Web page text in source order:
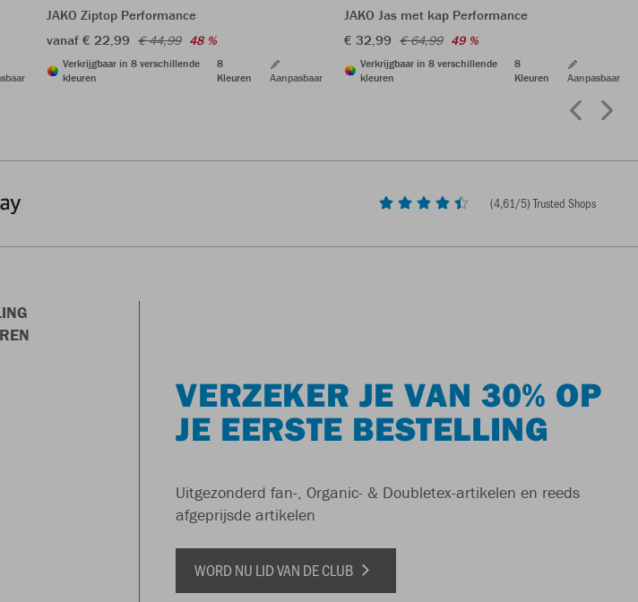
JAKO Ziptop Performance
vanaf € 22,99 € 44,99 48 %
Verkrijgbaar in 8 verschillende
kleuren
8
Kleuren
Aanpasbaar
JAKO Jas met kap Performance
€ 32,99 € 64,99 49 %
Verkrijgbaar in 8 verschillende
kleuren
8
Kleuren
Aanpasbaar
(4,61/5) Trusted Shops
VERZEKER JE VAN 30% OP
JE EERSTE BESTELLING
Uitgezonderd fan-, Organic- & Doubletex-artikelen en reeds
afgeprijsde artikelen
WORD NU LID VAN DE CLUB